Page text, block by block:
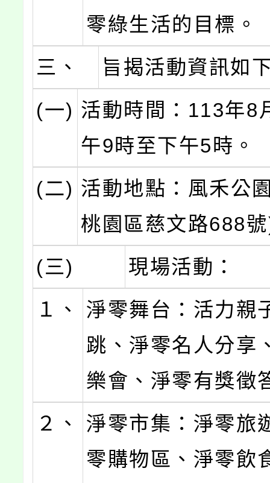
零綠生活的目標。
三、
旨揭活動資訊如
(一) 活動時間：113年8
午9時至下午5時。
(二) 活動地點：風禾公
桃園區慈文路688
(三)
現場活動：
１、
淨零舞台：活力親
跳、淨零名人分享
樂會、淨零有獎徵
２、
淨零市集：淨零旅
零購物區、淨零飲